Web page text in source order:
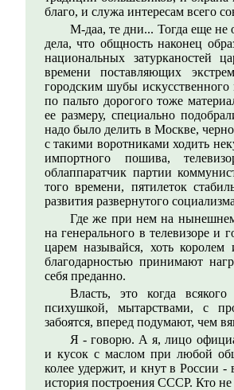
благо, и служа интересам всего
М-даа, те дни... Тогда еще не
дела, что общность наконец
национальных затурканостей
времени поставляющих
городским шубы искусственного
по пальто дорогого тоже
ее размеру, специально
надо было делить в Москве,
с такими воротниками ходить
импортного пошива,
облаппаратчик партии
того времени, пятилеток
развития развернутого
Где же при нем на нынешнем
на генерального в телевизоре и
царем называйся, хоть
благодарностью принимают
себя преданно.
Власть, это когда
психушкой, мытарствами, с
забоятся, вперед подумают, чем
Я - говорю. А я, лицо
и кусок с маслом при любой
колее удержит, и кнут в России
история построения СССР. Кто